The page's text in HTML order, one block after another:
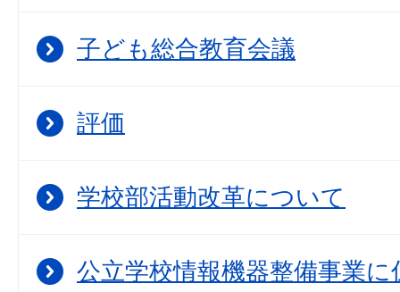
子ども総合教育会議
評価
学校部活動改革について
公立学校情報機器整備事業